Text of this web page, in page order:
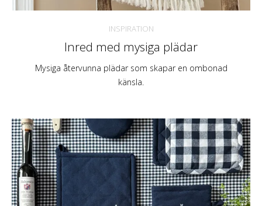
INSPIRATION
Inred med mysiga plädar
Mysiga återvunna plädar som skapar en ombonad
känsla.